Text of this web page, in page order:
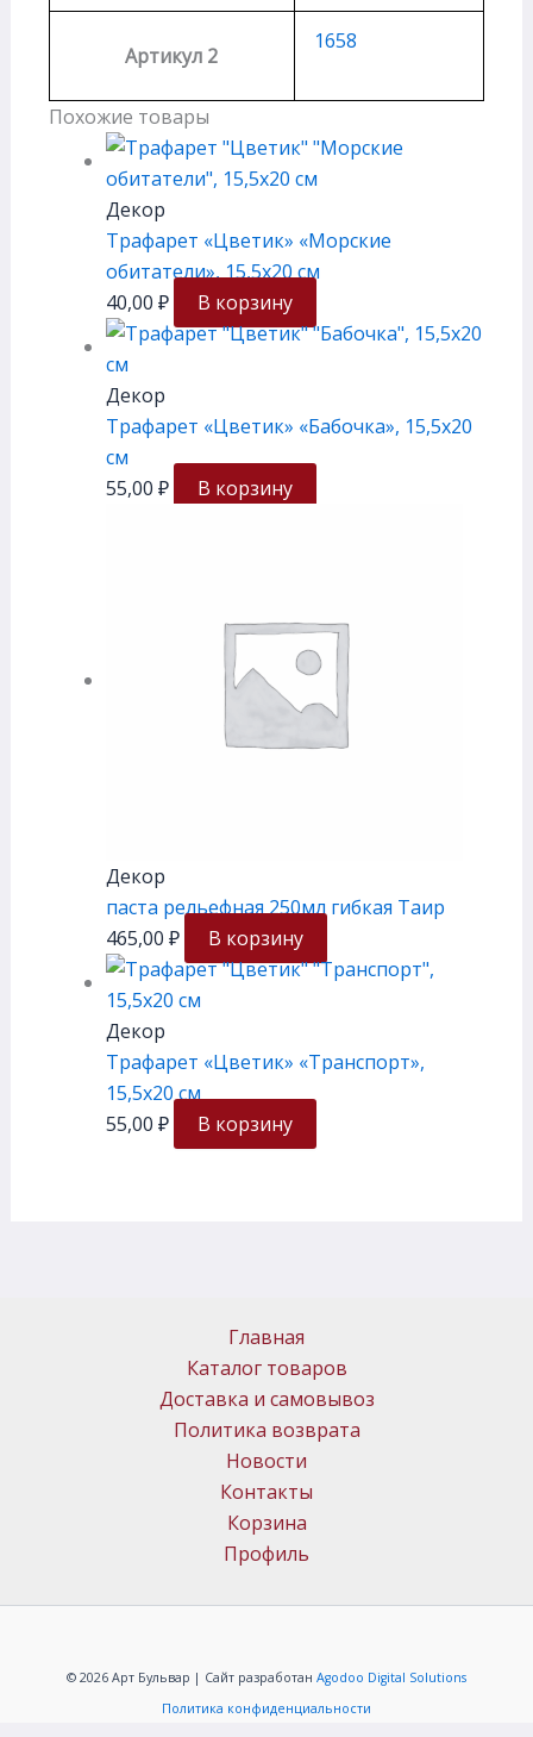
Артикул 2
1658
Похожие товары
Декор
Трафарет «Цветик» «Морские
обитатели», 15,5х20 см
40,00 ₽ В корзину
Декор
Трафарет «Цветик» «Бабочка», 15,5х20
см
55,00 ₽ В корзину
Декор
паста рельефная 250мл гибкая Таир
465,00 ₽ В корзину
Декор
Трафарет «Цветик» «Транспорт»,
15,5х20 см
55,00 ₽ В корзину
Главная
Каталог товаров
Доставка и самовывоз
Политика возврата
Новости
Контакты
Корзина
Профиль
© 2026 Арт Бульвар | Сайт разработан Agodoo Digital Solutions
Политика конфиденциальности